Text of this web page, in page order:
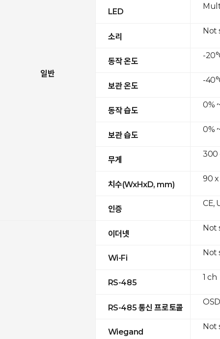
일반
LED
소리
동작 온도
보관 온도
동작 습도
보관 습도
무게
치수(WxHxD, mm)
인증
이더넷
Wi-Fi
RS-485
RS-485 통신 프로토콜
Wiegand
Not
-
-
0%
0%
300
90 x
CE,
Not
Not
1 ch
Not